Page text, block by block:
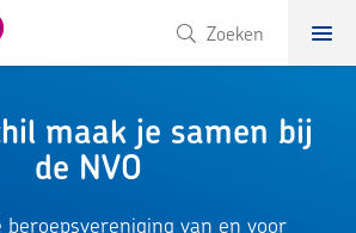
NVO Zoeken
maak je samen bij
de NVO
beroepsvereniging van en voor